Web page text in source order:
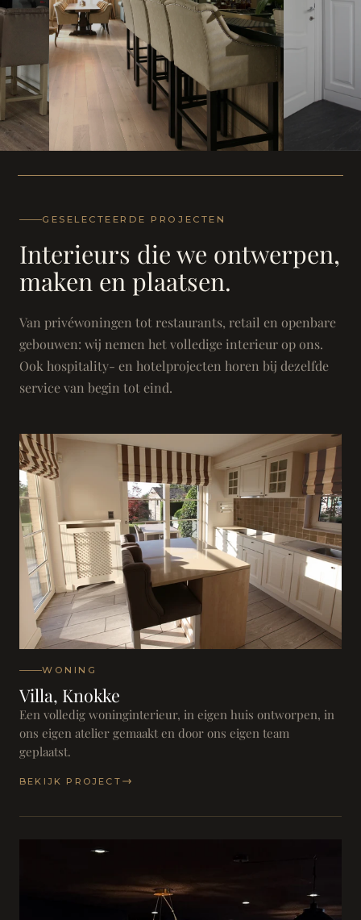
Landhuis - Grimbergen
GESELECTEERDE PROJECTEN
Interieurs die we ontwerpen,
maken en plaatsen.
Van privéwoningen tot restaurants, retail en openbare
gebouwen: wij nemen het volledige interieur op ons.
Ook hospitality- en hotelprojecten horen bij dezelfde
service van begin tot eind.
WONING
Villa, Knokke
Een volledig woninginterieur, in eigen huis ontworpen, in
ons eigen atelier gemaakt en door ons eigen team
geplaatst.
BEKIJK PROJECT